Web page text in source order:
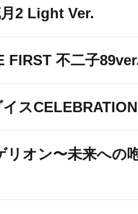
2 Light Ver.
FIRST 不二子
スCELEBRATION
リオン〜未来への